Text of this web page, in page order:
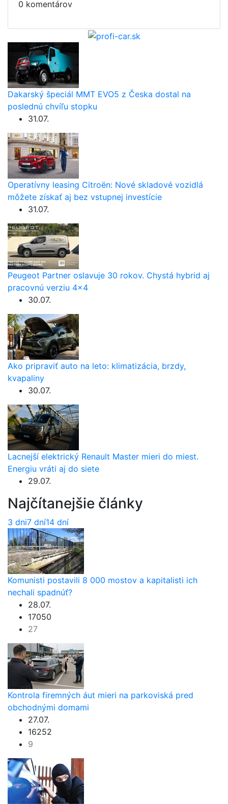
0 komentárov
Dakarský špeciál MMT EVO5 z Česka dostal na
poslednú chvíľu stopku
31.07.
Operatívny leasing Citroën: Nové skladové vozidlá
môžete získať aj bez vstupnej investície
31.07.
Peugeot Partner oslavuje 30 rokov. Chystá hybrid aj
pracovnú verziu 4×4
30.07.
Ako pripraviť auto na leto: klimatizácia, brzdy,
kvapaliny
30.07.
Lacnejší elektrický Renault Master mieri do miest.
Energiu vráti aj do siete
29.07.
Najčítanejšie články
3 dni7 dní14 dní
Komunisti postavili 8 000 mostov a kapitalisti ich
nechali spadnúť?
28.07.
17050
27
Kontrola firemných áut mieri na parkoviská pred
obchodnými domami
27.07.
16252
9